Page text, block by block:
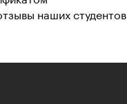
наших студентов